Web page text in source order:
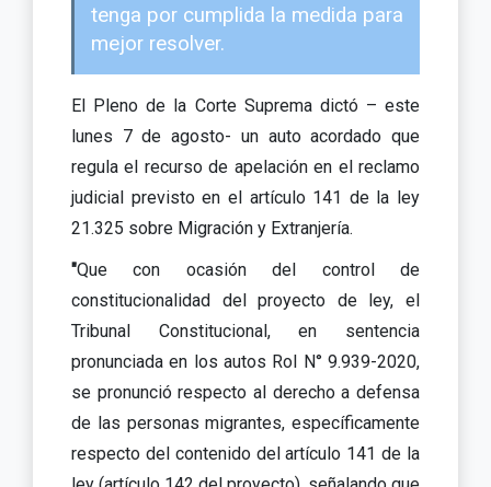
tenga por cumplida la medida para
mejor resolver.
El Pleno de la Corte Suprema dictó – este
lunes 7 de agosto- un auto acordado que
regula el recurso de apelación en el reclamo
judicial previsto en el artículo 141 de la ley
21.325 sobre Migración y Extranjería.
"Que con ocasión del control de
constitucionalidad del proyecto de ley, el
Tribunal Constitucional, en sentencia
pronunciada en los autos Rol N° 9.939-2020,
se pronunció respecto al derecho a defensa
de las personas migrantes, específicamente
respecto del contenido del artículo 141 de la